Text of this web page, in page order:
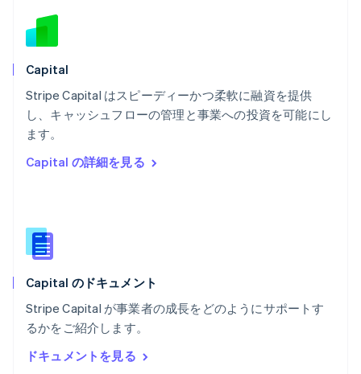
Capital
Stripe Capital はスピーディーかつ柔軟に融資を提供
し、キャッシュフローの管理と事業への投資を可能にし
ます。
Capital の詳細を見る
Capital のドキュメント
Stripe Capital が事業者の成長をどのようにサポートす
るかをご紹介します。
ドキュメントを見る
ブルガリア
ベルギー
Nederlands
English
ポルトガル
English
Español
ラトビア
リトアニア
リヒテンシュタイン
DeutschEnglish
ルーマニア
English